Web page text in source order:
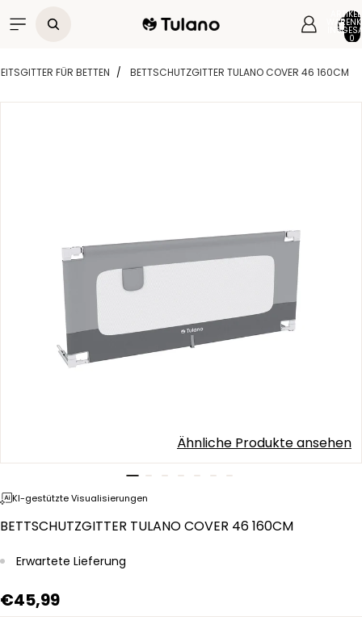
0
FÜR BETTEN BETTSCHUTZGITTER TULANO COVER 46 160CM
Ähnliche Produkte ansehen
KI-gestützte Visualisierungen
BETTSCHUTZGITTER TULANO COVER 46 160CM
Erwartete Lieferung
€45,99